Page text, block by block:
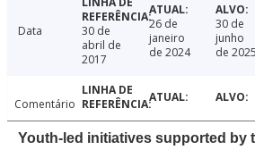
Data
30 de
abril de
2017
26 de
janeiro
de 2024
30 de
junho
de 2025
Comentário
Youth-led initiatives supported by